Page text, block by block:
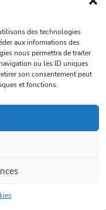
des technologies
aux informations des
nous permettra de traiter
ou les ID uniques
son consentement peut
et fonctions.
réservés